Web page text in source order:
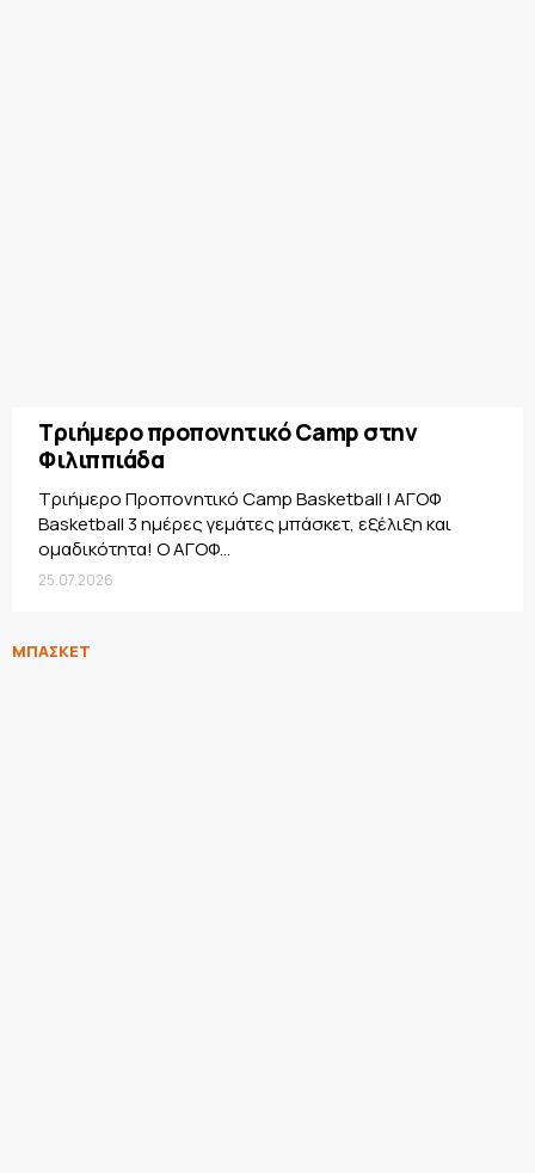
Τριήμερο προπονητικό Camp στην
Φιλιππιάδα
Τριήμερο Προπονητικό Camp Basketball | ΑΓΟΦ
Basketball 3 ημέρες γεμάτες μπάσκετ, εξέλιξη και
ομαδικότητα! Ο ΑΓΟΦ...
25.07.2026
ΜΠΑΣΚΕΤ